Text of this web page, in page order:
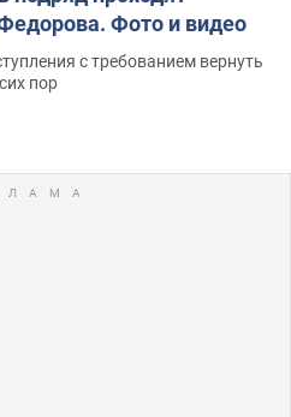
Фото и видео
с требованием вернуть
пор